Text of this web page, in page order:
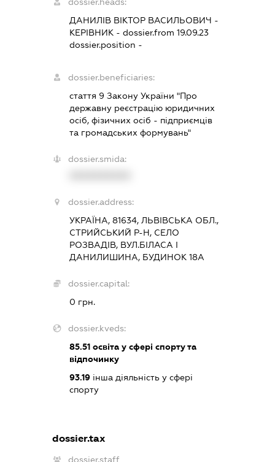
dossier.heads:
ДАНИЛІВ ВІКТОР ВАСИЛЬОВИЧ -
КЕРІВНИК - dossier.from 19.09.23
dossier.position -
dossier.beneficiaries:
стаття 9 Закону України "Про
державну реєстрацію юридичних
осіб, фізичних осіб - підприємців
та громадських формувань"
dossier.smida:
dossier.address:
УКРАЇНА, 81634, ЛЬВІВСЬКА ОБЛ.,
СТРИЙСЬКИЙ Р-Н, СЕЛО
РОЗВАДІВ, ВУЛ.БІЛАСА І
ДАНИЛИШИНА, БУДИНОК 18А
dossier.capital:
0 грн.
dossier.kveds:
85.51 освіта у сфері спорту та
відпочинку
93.19 інша діяльність у сфері
спорту
dossier.tax
dossier.staff